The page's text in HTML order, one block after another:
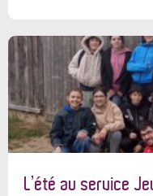
L’été au service